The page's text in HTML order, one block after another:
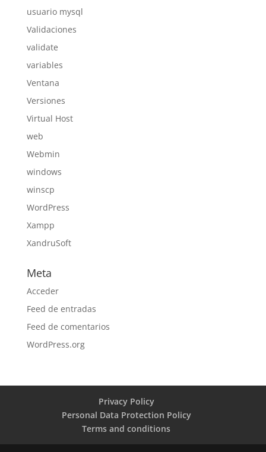
usuario mysql
Validaciones
validate
variables
Ventana
Versiones
Virtual Host
web
Webmin
windows
winscp
WordPress
Xampp
XandruSoft
Meta
Acceder
Feed de entradas
Feed de comentarios
WordPress.org
Privacy Policy
Personal Data Protection Policy
Terms and conditions